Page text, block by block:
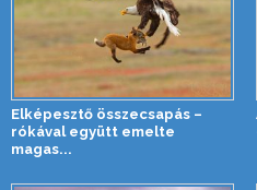
Elképesztő összecsapás –
rókával együtt emelte
magas...